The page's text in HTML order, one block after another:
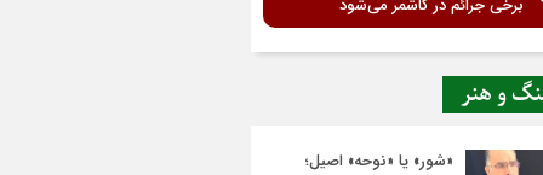
و هنر
«شور» یا «نوحه» اصیل؛